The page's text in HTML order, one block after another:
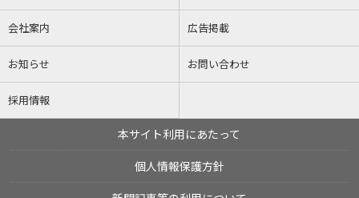
会社案内 広告掲載
お知らせ お問い合わせ
採用情報
本サイト利用にあたって
個人情報保護方針